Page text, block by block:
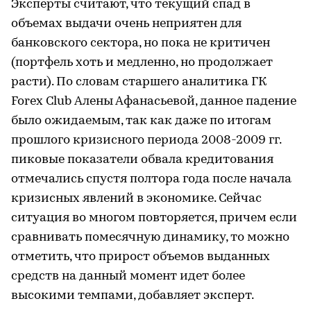
Эксперты считают, что текущий спад в
объемах выдачи очень неприятен для
банковского сектора, но пока не критичен
(портфель хоть и медленно, но продолжает
расти). По словам старшего аналитика ГК
Forex Club Алены Афанасьевой, данное падение
было ожидаемым, так как даже по итогам
прошлого кризисного периода 2008-2009 гг.
пиковые показатели обвала кредитования
отмечались спустя полтора года после начала
кризисных явлений в экономике. Сейчас
ситуация во многом повторяется, причем если
сравнивать помесячную динамику, то можно
отметить, что прирост объемов выданных
средств на данный момент идет более
высокими темпами, добавляет эксперт.